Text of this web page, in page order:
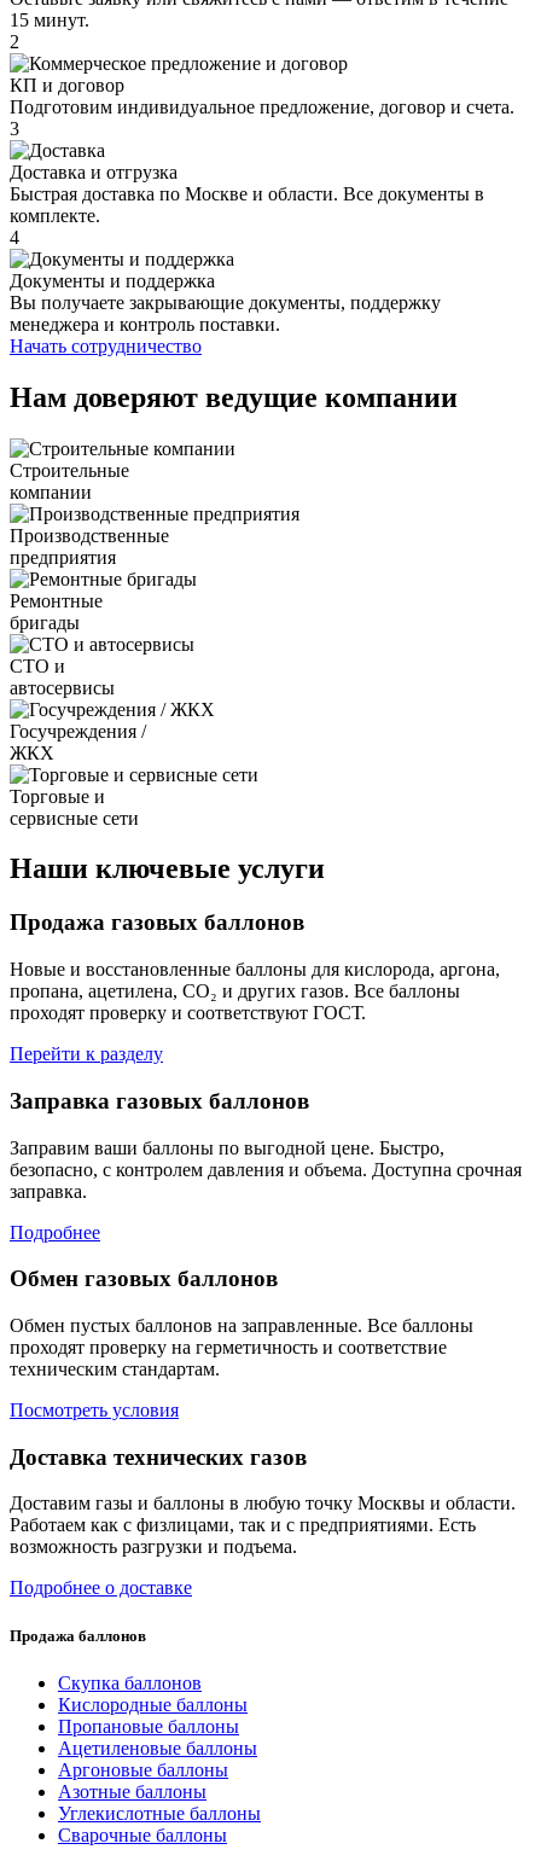
15 минут.
2
КП и договор
Подготовим индивидуальное предложение, договор и счета.
3
Доставка и отгрузка
Быстрая доставка по Москве и области. Все документы в
комплекте.
4
Документы и поддержка
Вы получаете закрывающие документы, поддержку
менеджера и контроль поставки.
Начать сотрудничество
Нам доверяют ведущие компании
Строительные
компании
Производственные
предприятия
Ремонтные
бригады
СТО и
автосервисы
Госучреждения /
ЖКХ
Торговые и
сервисные сети
Наши ключевые услуги
Продажа газовых баллонов
Новые и восстановленные баллоны для кислорода, аргона,
пропана, ацетилена, CO₂ и других газов. Все баллоны
проходят проверку и соответствуют ГОСТ.
Перейти к разделу
Заправка газовых баллонов
Заправим ваши баллоны по выгодной цене. Быстро,
безопасно, с контролем давления и объема. Доступна срочная
заправка.
Подробнее
Обмен газовых баллонов
Обмен пустых баллонов на заправленные. Все баллоны
проходят проверку на герметичность и соответствие
техническим стандартам.
Посмотреть условия
Доставка технических газов
Доставим газы и баллоны в любую точку Москвы и области.
Работаем как с физлицами, так и с предприятиями. Есть
возможность разгрузки и подъема.
Подробнее о доставке
Продажа баллонов
Скупка баллонов
Кислородные баллоны
Пропановые баллоны
Ацетиленовые баллоны
Аргоновые баллоны
Азотные баллоны
Углекислотные баллоны
Сварочные баллоны